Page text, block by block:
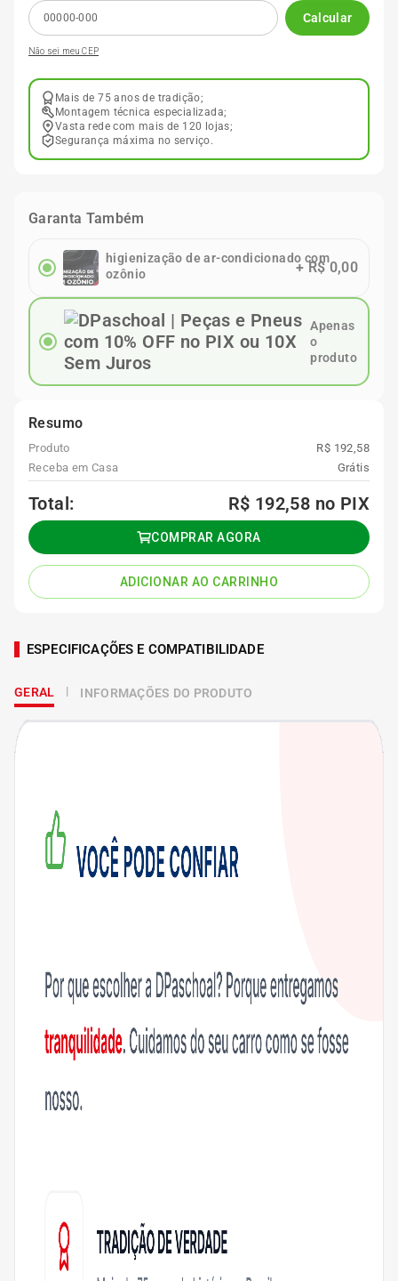
Calcular
Não sei meu CEP
Mais de 75 anos de tradição;
Montagem técnica especializada;
Vasta rede com mais de 120 lojas;
Segurança máxima no serviço.
Garanta Também
higienização de ar-condicionado com
ozônio
+R$ 0,00
Apenas
o
produto
Resumo
Produto
R$ 192,58
Receba em Casa
Grátis
Total: R$ 192,58 no PIX
COMPRAR AGORA
ADICIONAR AO CARRINHO
ESPECIFICAÇÕES E COMPATIBILIDADE
GERAL INFORMAÇÕES DO PRODUTO